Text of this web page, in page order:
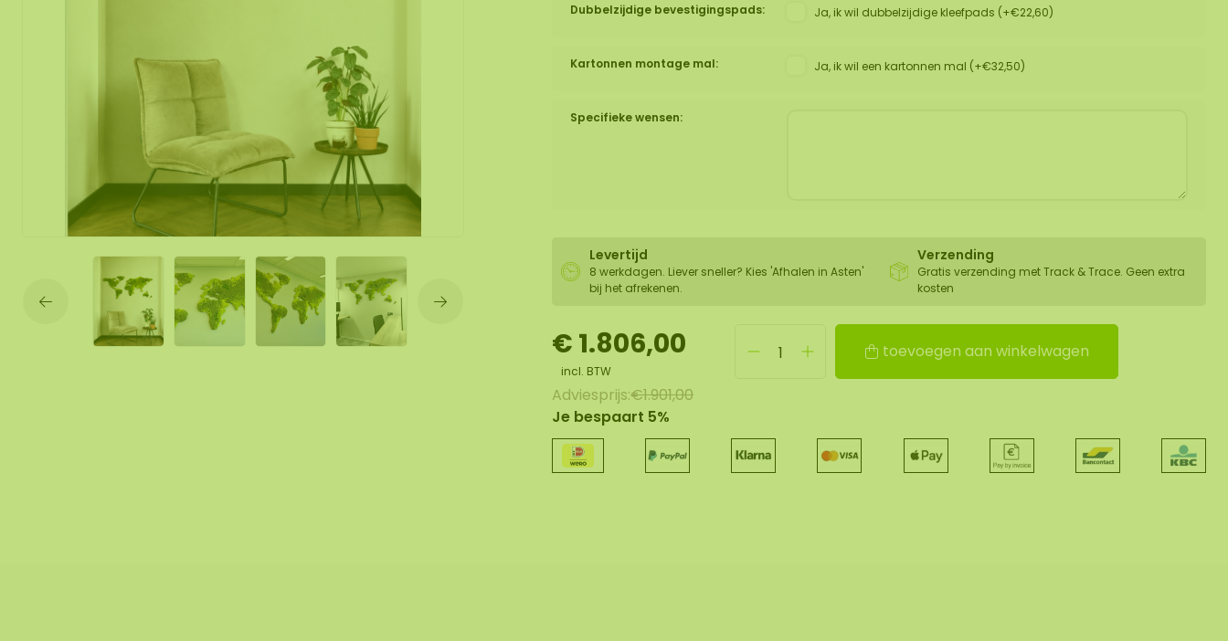
Moswand verhuur
Dubbelzijdige bevestigingspads: Ja, ik wil dubbelzijdige kleefpads (+€22,60)
Kartonnen montage mal: Ja, ik wil een kartonnen mal (+€32,50)
Specifieke wensen:
Levertijd
8 werkdagen. Liever sneller? Kies 'Afhalen in Asten'
bij het afrekenen.
Verzending
Gratis verzending met Track & Trace. Geen extra
kosten
€ 1.806,00
incl. BTW
Adviesprijs:€1.901,00
Je bespaart 5%
toevoegen aan winkelwagen